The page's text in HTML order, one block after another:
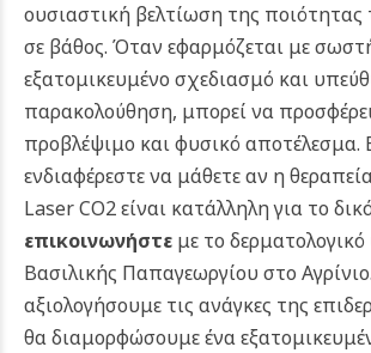
ουσιαστική βελτίωση της ποιότητας
σε βάθος. Όταν εφαρμόζεται με
εξατομικευμένο σχεδιασμό και
παρακολούθηση, μπορεί να
προβλέψιμο και φυσικό αποτέλεσμα.
ενδιαφέρεστε να μάθετε αν η
Laser CO2 είναι κατάλληλη για το
επικοινωνήστε με το δερματολογικό
Βασιλικής Παπαγεωργίου στο
αξιολογήσουμε τις ανάγκες της
θα διαμορφώσουμε ένα